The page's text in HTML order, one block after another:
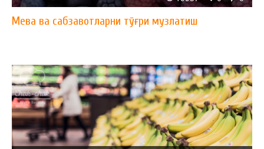
Мева ва сабзавотларни тўғри музлатиш